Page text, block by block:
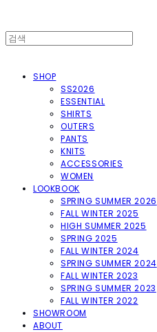
SHOP
SS2026
ESSENTIAL
SHIRTS
OUTERS
PANTS
KNITS
ACCESSORIES
WOMEN
LOOKBOOK
SPRING SUMMER 2026
FALL WINTER 2025
HIGH SUMMER 2025
SPRING 2025
FALL WINTER 2024
SPRING SUMMER 2024
FALL WINTER 2023
SPRING SUMMER 2023
FALL WINTER 2022
SHOWROOM
ABOUT